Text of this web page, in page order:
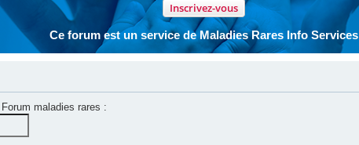
Inscrivez-vous
Ce forum est un service de Maladies Rares Info Services
maladies rares :